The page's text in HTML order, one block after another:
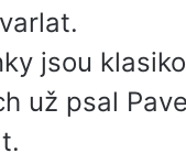
jsou
už psal